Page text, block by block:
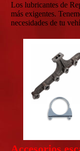
Los lubricantes de
más exigentes.
necesidades de tu